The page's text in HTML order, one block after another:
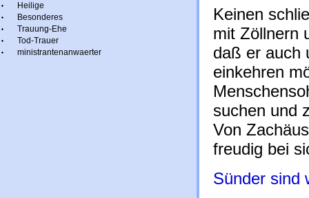
Heilige
Besonderes
Trauung-Ehe
Tod-Trauer
ministrantenanwaerter
Keinen
mit Zöllnern
daß er auch
einkehren
suchen und
Von
freudig bei
Sünder sind